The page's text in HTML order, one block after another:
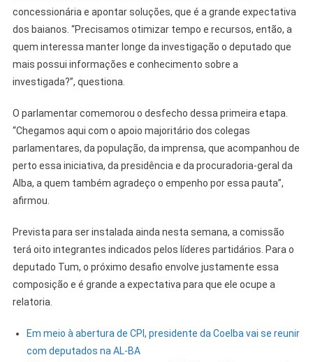
concessionária e apontar soluções, que é a grande expectativa
dos baianos. “Precisamos otimizar tempo e recursos, então, a
quem interessa manter longe da investigação o deputado que
mais possui informações e conhecimento sobre a
investigada?”, questiona.
O parlamentar comemorou o desfecho dessa primeira etapa.
“Chegamos aqui com o apoio majoritário dos colegas
parlamentares, da população, da imprensa, que acompanhou de
perto essa iniciativa, da presidência e da procuradoria-geral da
Alba, a quem também agradeço o empenho por essa pauta”,
afirmou.
Prevista para ser instalada ainda nesta semana, a comissão
terá oito integrantes indicados pelos líderes partidários. Para o
deputado Tum, o próximo desafio envolve justamente essa
composição e é grande a expectativa para que ele ocupe a
relatoria.
Em meio à abertura de CPI, presidente da Coelba vai se reunir
com deputados na AL-BA